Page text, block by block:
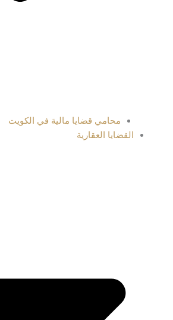
محامي قضايا مالية في الكويت
القضايا العقارية